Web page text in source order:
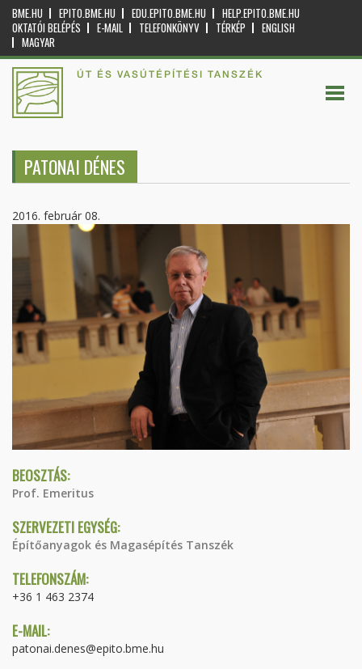
BME.HU EPITO.BME.HU EDU.EPITO.BME.HU
HELP.EPITO.BME.HU
OKTATÓI BELÉPÉS
E-MAIL TELEFONKÖNYV TÉRKÉP
ENGLISH
MAGYAR
ÚT ÉS VASÚTÉPÍTÉSI TANSZÉK
PATONAI DÉNES
2016. február 08.
BEOSZTÁS:
Prof. Emeritus
SZERVEZETI EGYSÉG:
Építőanyagok és Magasépítés Tanszék
TELEFONSZÁM:
+36 1 463 2374
E-MAIL:
patonai.denes@epito.bme.hu